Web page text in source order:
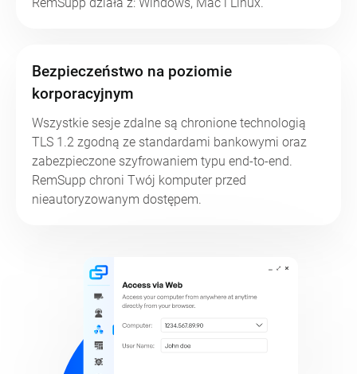
Bezpieczeństwo na poziomie
korporacyjnym
Wszystkie sesje zdalne są chronione technologią
TLS 1.2 zgodną ze standardami bankowymi oraz
zabezpieczone szyfrowaniem typu end-to-end.
RemSupp chroni Twój komputer przed
nieautoryzowanym dostępem.